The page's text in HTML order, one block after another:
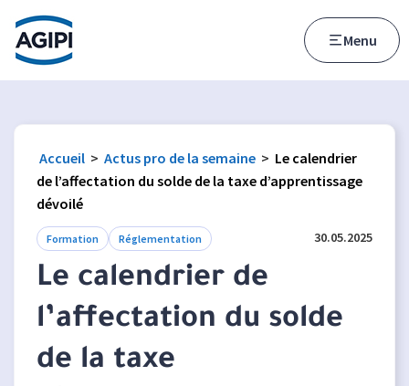
Accès au menu
Accès au contenu principal
Menu
Accueil > Actus pro de la semaine > Le calendrier
de l’affectation du solde de la taxe d’apprentissage
dévoilé
Formation Réglementation 30.05.2025
Le calendrier de
l’affectation du solde
de la taxe